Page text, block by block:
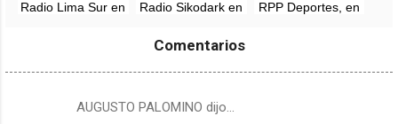
Radio Lima Sur en
Radio Sikodark en
RPP Deportes, en
Comentarios
AUGUSTO PALOMINO dijo…